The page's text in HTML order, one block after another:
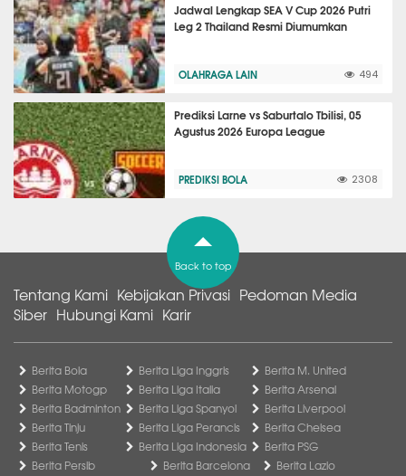
Jadwal Lengkap SEA V Cup 2026 Putri
Leg 2 Thailand Resmi Diumumkan
OLAHRAGA LAIN 494
Prediksi Larne vs Saburtalo Tbilisi, 05
Agustus 2026 Europa League
PREDIKSI BOLA 2308
Back to top
Tentang Kami Kebijakan Privasi Pedoman Media
Siber Hubungi Kami Karir
Berita Bola
Berita Motogp
Berita Badminton
Berita Tinju
Berita Tenis
Berita Liga Inggris
Berita Liga Italia
Berita Liga Spanyol
Berita Liga Perancis
Berita Liga Indonesia
Berita M. United
Berita Arsenal
Berita Liverpool
Berita Chelsea
Berita PSG
Berita Persib
Berita Barcelona Berita Lazio